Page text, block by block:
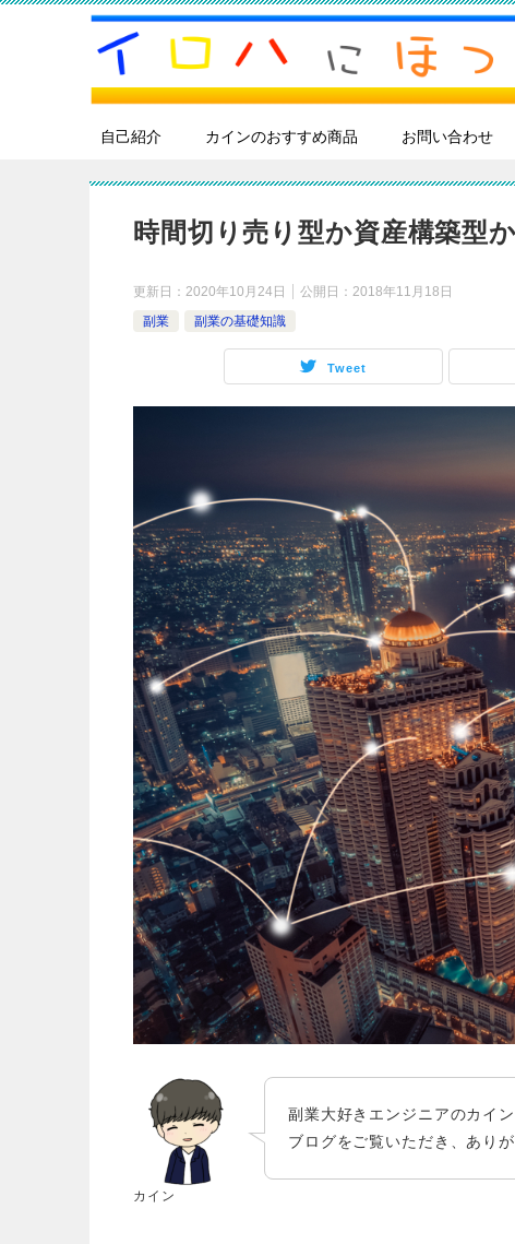
自己紹介 カインのおすすめ商品 お問い合わせ
時間切り売り型か資産構築
更新日： 2020年10月24日 公開日： 2018年11月18日
副業
副業の基礎知識
Tweet
カイン
副業大好きエンジニアのカイン
ブログをご覧いただき、あり